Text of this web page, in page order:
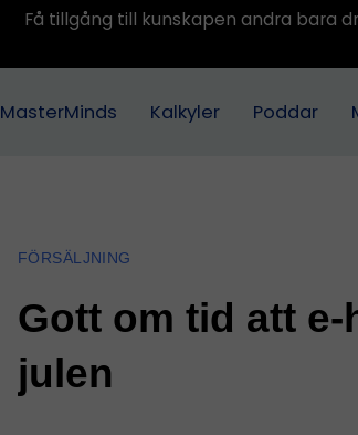
Få tillgång till kunskapen andra bara
MasterMinds Kalkyler Poddar
FÖRSÄLJNING
Gott om tid att
julen